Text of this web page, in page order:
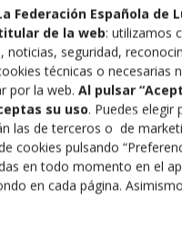
Federación Española de
de la web: utilizamos
noticias, seguridad,
técnicas o necesarias
por la web. Al pulsar
su uso. Puedes elegir
las de terceros o de
cookies pulsando
en todo momento en el
en cada página.